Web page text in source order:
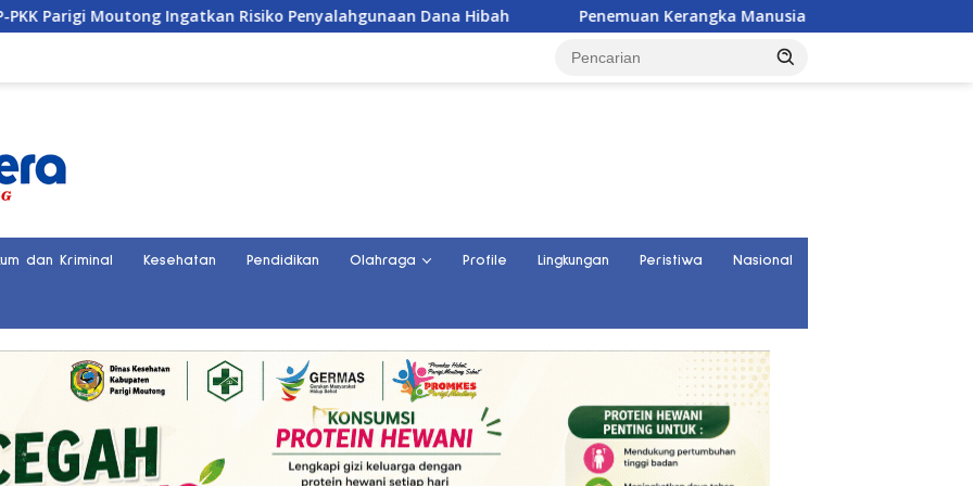
Risiko Penyalahgunaan Dana Hibah Penemuan Kerangka Manusia Bikin Gegerkan Warga Banggai, Diduga Orang
dan Kriminal Kesehatan Pendidikan Olahraga Profile Lingkungan Peristiwa Nasional